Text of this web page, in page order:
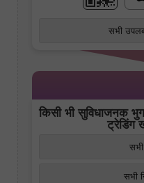
सभी
किसी भी सुविधाजनक
ट्रेडिंग
सभी